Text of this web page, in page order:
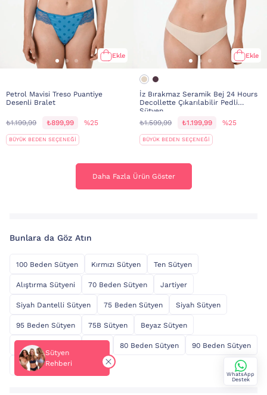
Sütyen
Rehberi
Ekle
Petrol Mavisi Treso Puantiye
Desenli Bralet
₺1.199,99 ₺899,99 %25
BÜYÜK BEDEN SEÇENEĞİ
Ekle
İz Bırakmaz Seramik Bej 24 Hours
Decollette Çıkarılabilir Pedli
Sütyen
₺1.599,99
₺1.199,99 %25
BÜYÜK BEDEN SEÇENEĞİ
Daha Fazla Ürün Göster
Daha Fazla Ürün Göster
Bunlara da Göz Atın
100 Beden Sütyen Kırmızı Sütyen Ten Sütyen
Alıştırma Sütyeni 70 Beden Sütyen Jartiyer
Siyah Dantelli Sütyen 75 Beden Sütyen Siyah Sütyen
95 Beden Sütyen 75B Sütyen Beyaz Sütyen
85 Beden Sütyen 80 Beden Sütyen 90 Beden Sütyen
80B Sütyen
WhatsApp
Destek